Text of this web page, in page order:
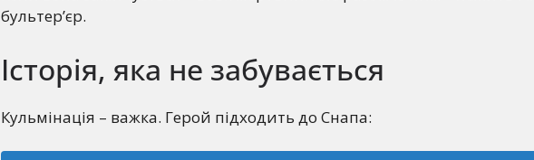
бультер’єр.
Історія, яка не забувається
Кульмінація – важка. Герой підходить до Снапа: